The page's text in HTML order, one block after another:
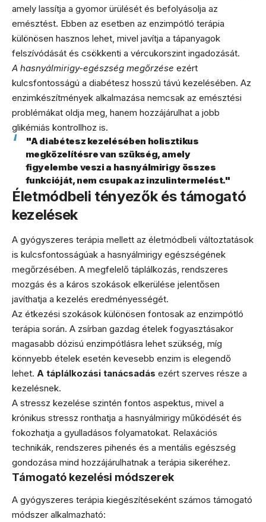
amely lassítja a gyomor ürülését és befolyásolja az
emésztést. Ebben az esetben az enzimpótló terápia
különösen hasznos lehet, mivel javítja a tápanyagok
felszívódását és csökkenti a vércukorszint ingadozását.
A hasnyálmirigy-egészség megőrzése ezért
kulcsfontosságú a diabétesz hosszú távú kezelésében. Az
enzimkészítmények alkalmazása nemcsak az emésztési
problémákat oldja meg, hanem hozzájárulhat a jobb
glikémiás kontrollhoz is.
"A diabétesz kezelésében holisztikus
megközelítésre van szükség, amely
figyelembe veszi a hasnyálmirigy összes
funkcióját, nem csupak az inzulintermelést."
Életmódbeli tényezők és támogató
kezelések
A gyógyszeres terápia mellett az életmódbeli változtatások
is kulcsfontosságúak a hasnyálmirigy egészségének
megőrzésében. A megfelelő táplálkozás, rendszeres
mozgás és a káros szokások elkerülése jelentősen
javíthatja a kezelés eredményességét.
Az étkezési szokások különösen fontosak az enzimpótló
terápia során. A zsírban gazdag ételek fogyasztásakor
magasabb dózisú enzimpótlásra lehet szükség, míg
könnyebb ételek esetén kevesebb enzim is elegendő
lehet. A táplálkozási tanácsadás ezért szerves része a
kezelésnek.
A stressz kezelése szintén fontos aspektus, mivel a
krónikus stressz ronthatja a hasnyálmirigy működését és
fokozhatja a gyulladásos folyamatokat. Relaxációs
technikák, rendszeres pihenés és a mentális egészség
gondozása mind hozzájárulhatnak a terápia sikeréhez.
Támogató kezelési módszerek
A gyógyszeres terápia kiegészítéseként számos támogató
módszer alkalmazható: